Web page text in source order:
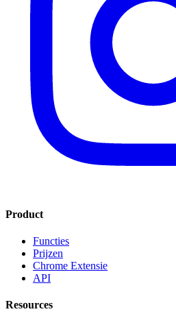
Product
Functies
Prijzen
Chrome Extensie
API
Resources